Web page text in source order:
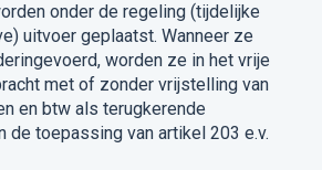
onder de regeling (tijdelijke
uitvoer geplaatst. Wanneer ze
worden ze in het vrije
met of zonder vrijstelling van
en btw als terugkerende
de toepassing van artikel 203 e.v.